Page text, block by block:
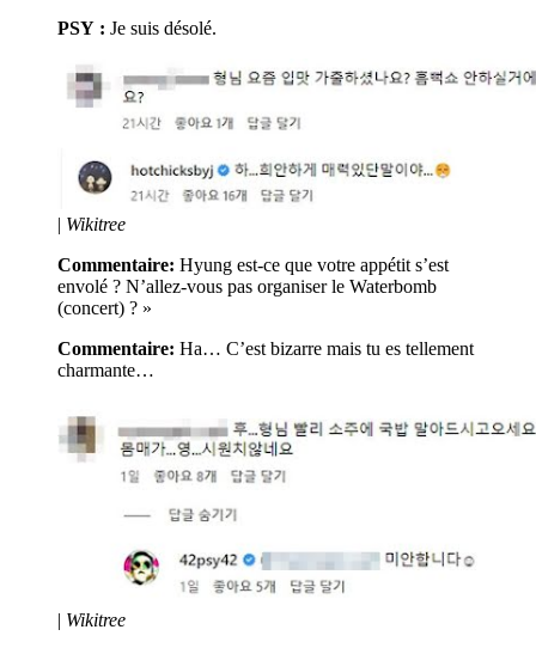
PSY : Je suis désolé.
| Wikitree
Commentaire: Hyung est-ce que votre appétit s’est
envolé ? N’allez-vous pas organiser le Waterbomb
(concert) ? »
Commentaire: Ha… C’est bizarre mais tu es tellement
charmante…
| Wikitree